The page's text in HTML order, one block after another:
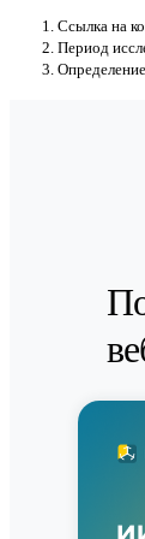
Cсылка на
Период